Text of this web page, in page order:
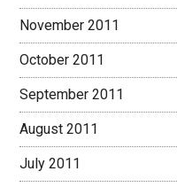
November 2011
October 2011
September 2011
August 2011
July 2011